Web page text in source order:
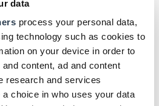
data
process your personal data,
technology such as cookies to
on your device in order to
content, ad and content
research and services
choice in who uses your data